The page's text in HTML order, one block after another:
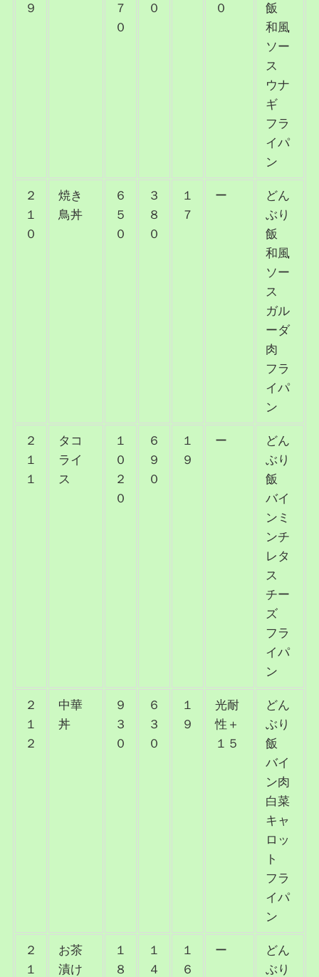
９
７
０
０
０
飯
和風
ソー
ス
ウナ
ギ
フラ
イパ
ン
２
１
０
焼き
鳥丼
６
５
０
３
８
０
１
７
ー
どん
ぶり
飯
和風
ソー
ス
ガル
ーダ
肉
フラ
イパ
ン
２
１
１
タコ
ライ
ス
１
０
２
０
６
９
０
１
９
ー
どん
ぶり
飯
バイ
ンミ
ンチ
レタ
ス
チー
ズ
フラ
イパ
ン
２
１
２
中華
丼
９
３
０
６
３
０
１
９
光耐
性＋
１５
どん
ぶり
飯
バイ
ン肉
白菜
キャ
ロッ
ト
フラ
イパ
ン
２
１
お茶
漬け
１
８
１
４
１
６
ー
どん
ぶり